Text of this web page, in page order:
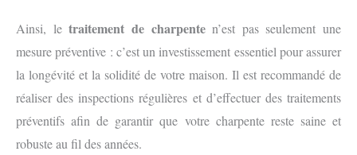
Ainsi, letraitement de charpenten’est pas seulement une
mesure préventive : c’est un investissement essentiel pour assurer
la longévité et la solidité de votre maison. Il est recommandé de
réaliser des inspections régulières et d’effectuer des traitements
préventifs afin de garantir que votre charpente reste saine et
robuste au fil des années.